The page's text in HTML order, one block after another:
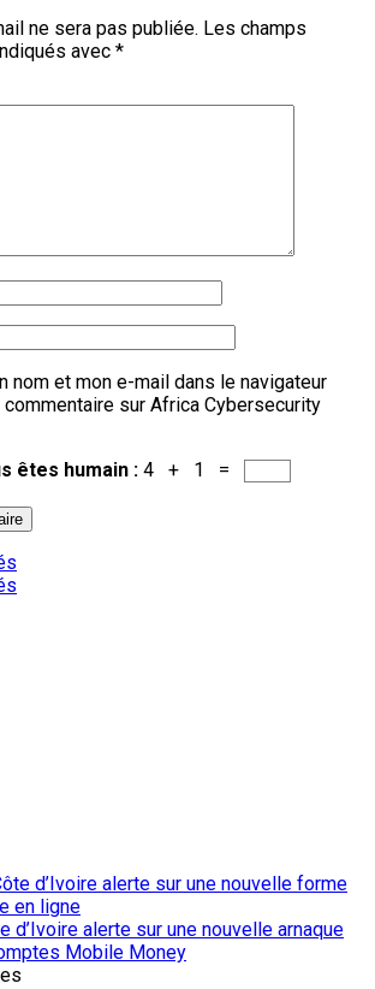
ne sera pas publiée. Les champs
avec *
nom et mon e-mail dans le navigateur
commentaire sur Africa Cybersecurity
êtes humain : 4 + 1 =
d’Ivoire alerte sur une nouvelle arnaque
Mobile Money